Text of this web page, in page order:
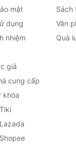
mật
dụng
nhiệm
giả
cung cấp
khóa
Sách
Văn
Quà